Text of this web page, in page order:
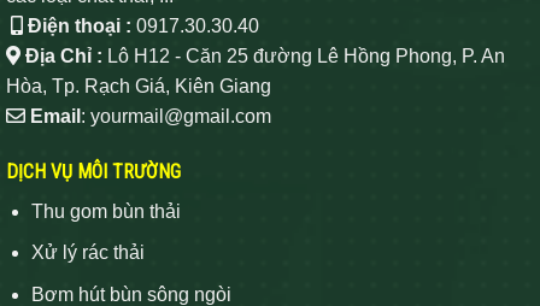
Điện thoại : 0917.30.30.40
Địa Chỉ : Lô H12 - Căn 25 đường Lê Hồng Phong, P. An
Hòa, Tp. Rạch Giá, Kiên Giang
Email : yourmail@gmail.com
DỊCH VỤ MÔI TRƯỜNG
Thu gom bùn thải
Xử lý rác thải
Bơm hút bùn sông ngòi